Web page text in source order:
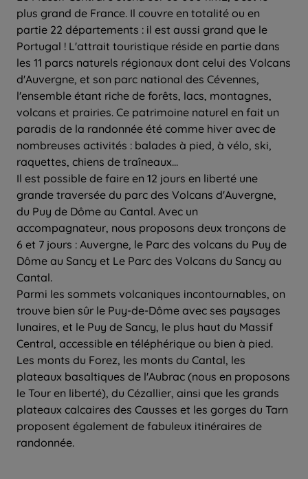
plus grand de France. Il couvre en totalité ou en
partie 22 départements : il est aussi grand que le
Portugal ! L'attrait touristique réside en partie dans
les 11 parcs naturels régionaux dont celui des Volcans
d'Auvergne, et son parc national des Cévennes,
l'ensemble étant riche de forêts, lacs, montagnes,
volcans et prairies. Ce patrimoine naturel en fait un
paradis de la randonnée été comme hiver avec de
nombreuses activités : balades à pied, à vélo, ski,
raquettes, chiens de traîneaux...
Il est possible de faire en 12 jours en liberté une
grande traversée du parc des Volcans d'Auvergne,
du Puy de Dôme au Cantal. Avec un
accompagnateur, nous proposons deux tronçons de
6 et 7 jours : Auvergne, le Parc des volcans du Puy de
Dôme au Sancy et Le Parc des Volcans du Sancy au
Cantal.
Parmi les sommets volcaniques incontournables, on
trouve bien sûr le Puy-de-Dôme avec ses paysages
lunaires, et le Puy de Sancy, le plus haut du Massif
Central, accessible en téléphérique ou bien à pied.
Les monts du Forez, les monts du Cantal, les
plateaux basaltiques de l'Aubrac (nous en proposons
le Tour en liberté), du Cézallier, ainsi que les grands
plateaux calcaires des Causses et les gorges du Tarn
proposent également de fabuleux itinéraires de
randonnée.